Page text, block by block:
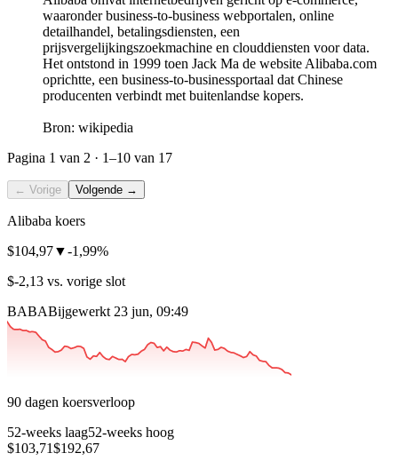
waaronder business-to-business webportalen, online
detailhandel, betalingsdiensten, een
prijsvergelijkingszoekmachine en clouddiensten voor data.
Het ontstond in 1999 toen Jack Ma de website Alibaba.com
oprichtte, een business-to-businessportaal dat Chinese
producenten verbindt met buitenlandse kopers.
Bron: wikipedia
Pagina 1 van 2 · 1–10 van 17
← Vorige Volgende →
Alibaba koers
$104,97▼-1,99%
$-2,13 vs. vorige slot
BABABijgewerkt 23 jun, 09:49
90 dagen koersverloop
52-weeks laag52-weeks hoog
$103,71$192,67